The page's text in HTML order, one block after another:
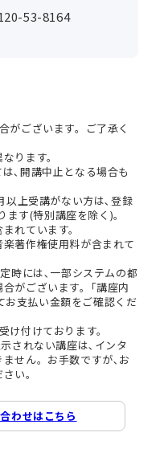
53-8164
がございます。ご了承く
ります。
､開講中止となる場合も
以上受講がない方は､登録
す(特別講座を除く)。
れています。
著作権使用料が含まれて
時には､一部システムの都
がございます。｢講座内
お支払い金額をご確認くだ
け付けております。
されない講座は､インタ
せん。お手数ですが､お
い。
わせはこちら